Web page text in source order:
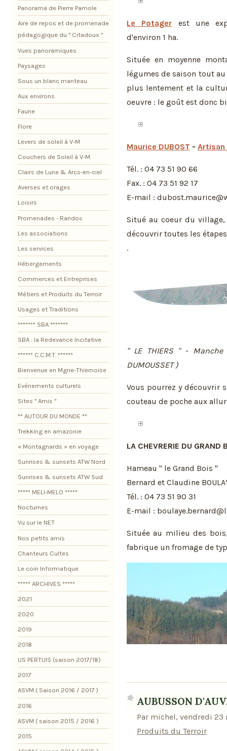
Le Potager est une
d'environ 1 ha.
Située en moyenne
légumes de saison tout
plus lentement et la
oeuvre : le goût est donc
Maurice DUBOST -
Tél. : 04 73 51 90 66
Fax. : 04 73 51 92 17
E-mail :
Situé au coeur du village,
découvrir toutes les
.
" LE THIERS " -
DUMOUSSET )
Vous pourrez y découvrir
couteau de poche aux
LA CHEVRERIE DU GRAND
Hameau " le Grand Bois "
Bernard et Claudine
Tél. : 04 73 51 90 31
E-mail :
Située au milieu des
fabrique un fromage de
AUBUSSON
Par michel, vendredi 23
Produits du Terroir
Panorama de Pierre Pamole
Aire de repos et de promenade
pédagogique du " Citadoux "
Vues panoramiques
Paysages
Sous un blanc manteau
Aux environs
Faune
Flore
Levers de soleil à V-M
Couchers de Soleil à V-M
Clairs de Lune & Arcs-en-ciel
Averses et orages
Loisirs
Promenades - Randos
Les associations
Les services
Hébergements
Commerces et Entreprises
Métiers et Produits du Terroir
Usages et Traditions
******* SBA *******
SBA : la Redevance Incitative
****** C.C.M.T. ******
Bienvenue en Mgne-Thiernoise
Evénements culturels
Sites " Amis "
** AUTOUR DU MONDE **
Trekking en amazonie
« Montagnards » en voyage
Sunrises & sunsets ATW Nord
Sunrises & sunsets ATW Sud
***** MELI-MELO *****
Nocturnes
Vu sur le NET
Nos petits amis
Chanteurs Cultes
Le coin Informatique
***** ARCHIVES *****
2021
2020
2019
2018
US PERTUIS (saison 2017/18)
2017
ASVM ( Saison 2016 / 2017 )
2016
ASVM ( saison 2015 / 2016 )
2015